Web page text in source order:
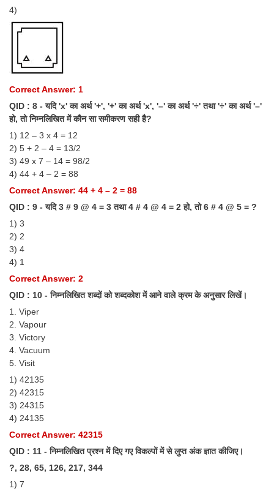
4)
Correct Answer: 1
QID : 8 - यदि 'x' का अर्थ '+', '+' का अर्थ 'x', '–' का अर्थ '÷' तथा '÷' का अर्थ '–'
हो, तो निम्नलिखित में कौन सा समीकरण सही है?
1) 12 – 3 x 4 = 12
2) 5 + 2 – 4 = 13/2
3) 49 x 7 – 14 = 98/2
4) 44 + 4 – 2 = 88
Correct Answer: 44 + 4 – 2 = 88
QID : 9 - यदि 3 # 9 @ 4 = 3 तथा 4 # 4 @ 4 = 2 हो, तो 6 # 4 @ 5 = ?
1) 3
2) 2
3) 4
4) 1
Correct Answer: 2
QID : 10 - निम्नलिखित शब्दों को शब्दकोश में आने वाले क्रम के अनुसार लिखें।
1. Viper
2. Vapour
3. Victory
4. Vacuum
5. Visit
1) 42135
2) 42315
3) 24315
4) 24135
Correct Answer: 42315
QID : 11 - निम्नलिखित प्रश्न में दिए गए विकल्पों में से लुप्त अंक ज्ञात कीजिए।
?, 28, 65, 126, 217, 344
1) 7